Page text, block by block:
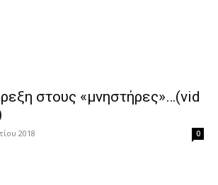
στους «μνηστήρες»…(vid
2018 0